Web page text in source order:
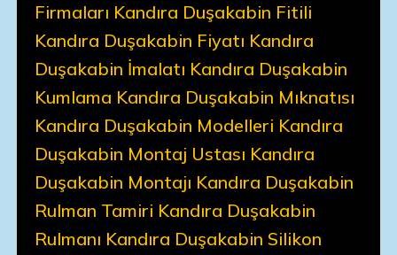
Firmaları Kandıra Duşakabin Fitili
Kandıra Duşakabin Fiyatı Kandıra
Duşakabin İmalatı Kandıra Duşakabin
Kumlama Kandıra Duşakabin Mıknatısı
Kandıra Duşakabin Modelleri Kandıra
Duşakabin Montaj Ustası Kandıra
Duşakabin Montajı Kandıra Duşakabin
Rulman Tamiri Kandıra Duşakabin
Rulmanı Kandıra Duşakabin Silikon